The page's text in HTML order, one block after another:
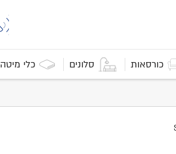
כורסאות סלונים כלי מיטה